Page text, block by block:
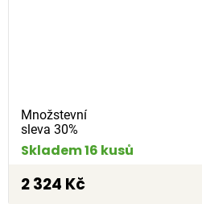
Množstevní
sleva 30%
Skladem 16 kusů
2 324 Kč